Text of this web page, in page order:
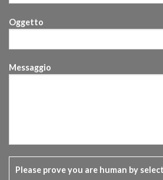
Oggetto
Messaggio
Please prove you are human by